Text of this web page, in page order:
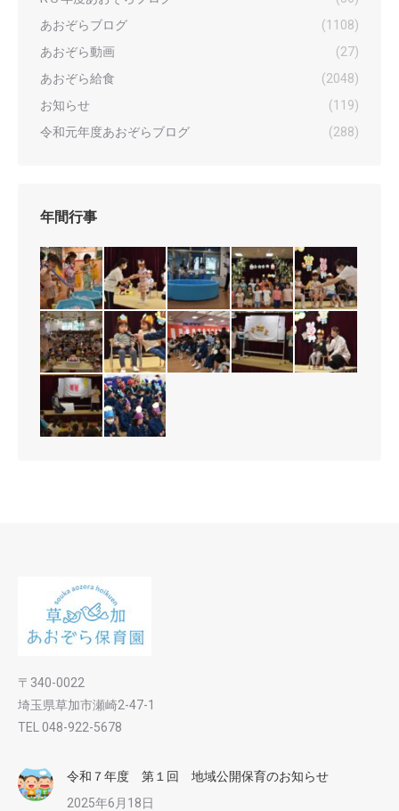
あおぞらブログ
(1108)
あおぞら動画
(27)
あおぞら給食
(2048)
お知らせ
(119)
令和元年度あおぞらブログ
(288)
年間行事
〒340-0022
埼玉県草加市瀬崎2-47-1
TEL 048-922-5678
令和７年度 第１回 地域公開保育のお知らせ
2025年6月18日